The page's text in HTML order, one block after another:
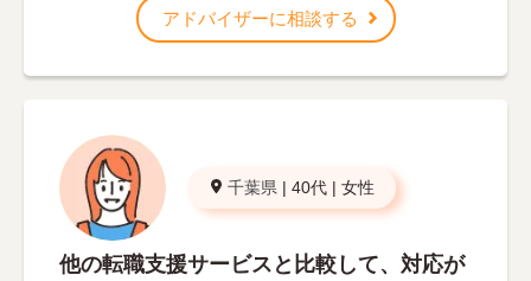
アドバイザーに相談する
千葉県 | 40代 | 女性
他の転職支援サービスと比較して、対応が